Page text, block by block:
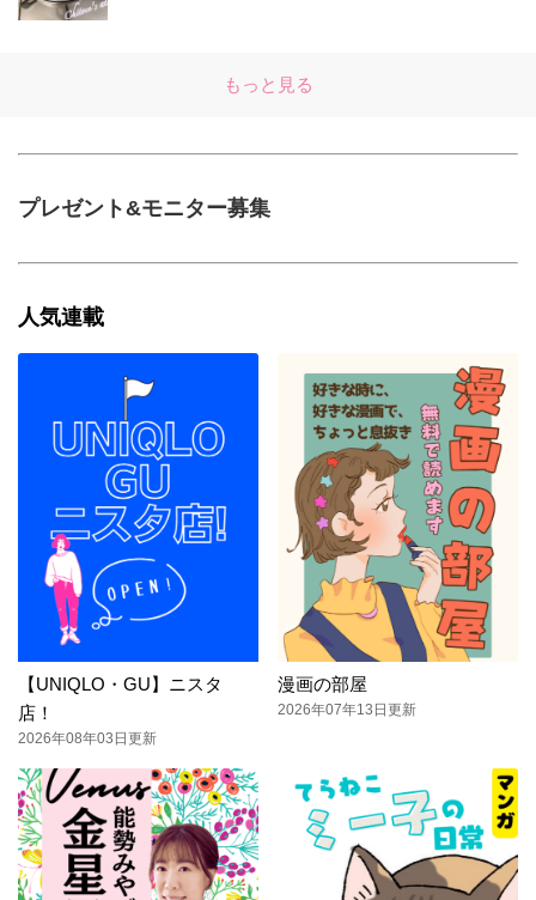
もっと見る
プレゼント&モニター募集
人気連載
【UNIQLO・GU】ニスタ
店！
2026年08年03日更新
漫画の部屋
2026年07年13日更新